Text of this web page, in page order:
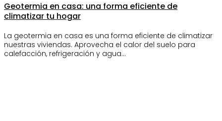
Geotermia en casa: una forma eficiente de
climatizar tu hogar
La geotermia en casa es una forma eficiente de climatizar
nuestras viviendas. Aprovecha el calor del suelo para
calefacción, refrigeración y agua…